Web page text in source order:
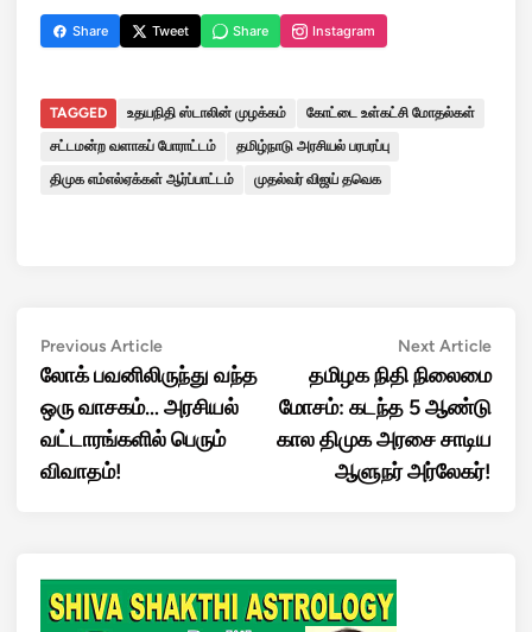
Share Tweet Share Instagram
TAGGED உதயநிதி ஸ்டாலின் முழக்கம்
கோட்டை உள்கட்சி மோதல்கள்
சட்டமன்ற வளாகப் போராட்டம்
தமிழ்நாடு அரசியல் பரபரப்பு
திமுக எம்எல்ஏக்கள் ஆர்ப்பாட்டம்
முதல்வர் விஜய் தவெக
Post
navigation
Previous ArticlePrevious
article:
லோக் பவனிலிருந்து வந்த
ஒரு வாசகம்… அரசியல்
வட்டாரங்களில் பெரும்
விவாதம்!
Next ArticleNext
தமிழக நிதி நிலைமை
மோசம்: கடந்த 5 ஆண்டு
கால திமுக அரசை சாடிய
ஆளுநர் அர்லேகர்!